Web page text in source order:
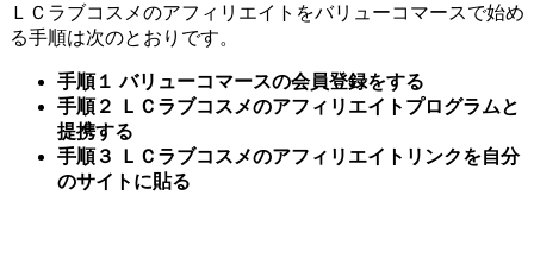
ＬＣラブコスメのアフィリエイトをバリューコマースで始め
る手順は次のとおりです。
手順１ バリューコマースの会員登録をする
手順２ ＬＣラブコスメのアフィリエイトプログラムと
提携する
手順３ ＬＣラブコスメのアフィリエイトリンクを自分
のサイトに貼る